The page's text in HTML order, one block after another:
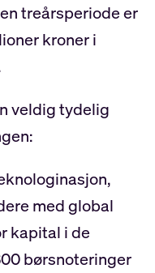
treårsperiode er
kroner i
veldig tydelig
med global
kapital i de
børsnoteringer